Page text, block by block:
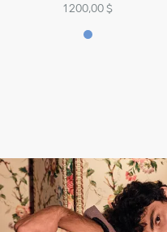
1 200,00 $